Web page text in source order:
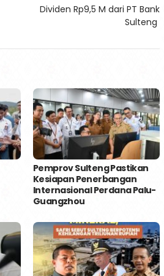
Dividen Rp9,5 M dari PT Bank
Sulteng
Pemprov Sulteng Pastikan
Kesiapan Penerbangan
Internasional Perdana Palu-
Guangzhou